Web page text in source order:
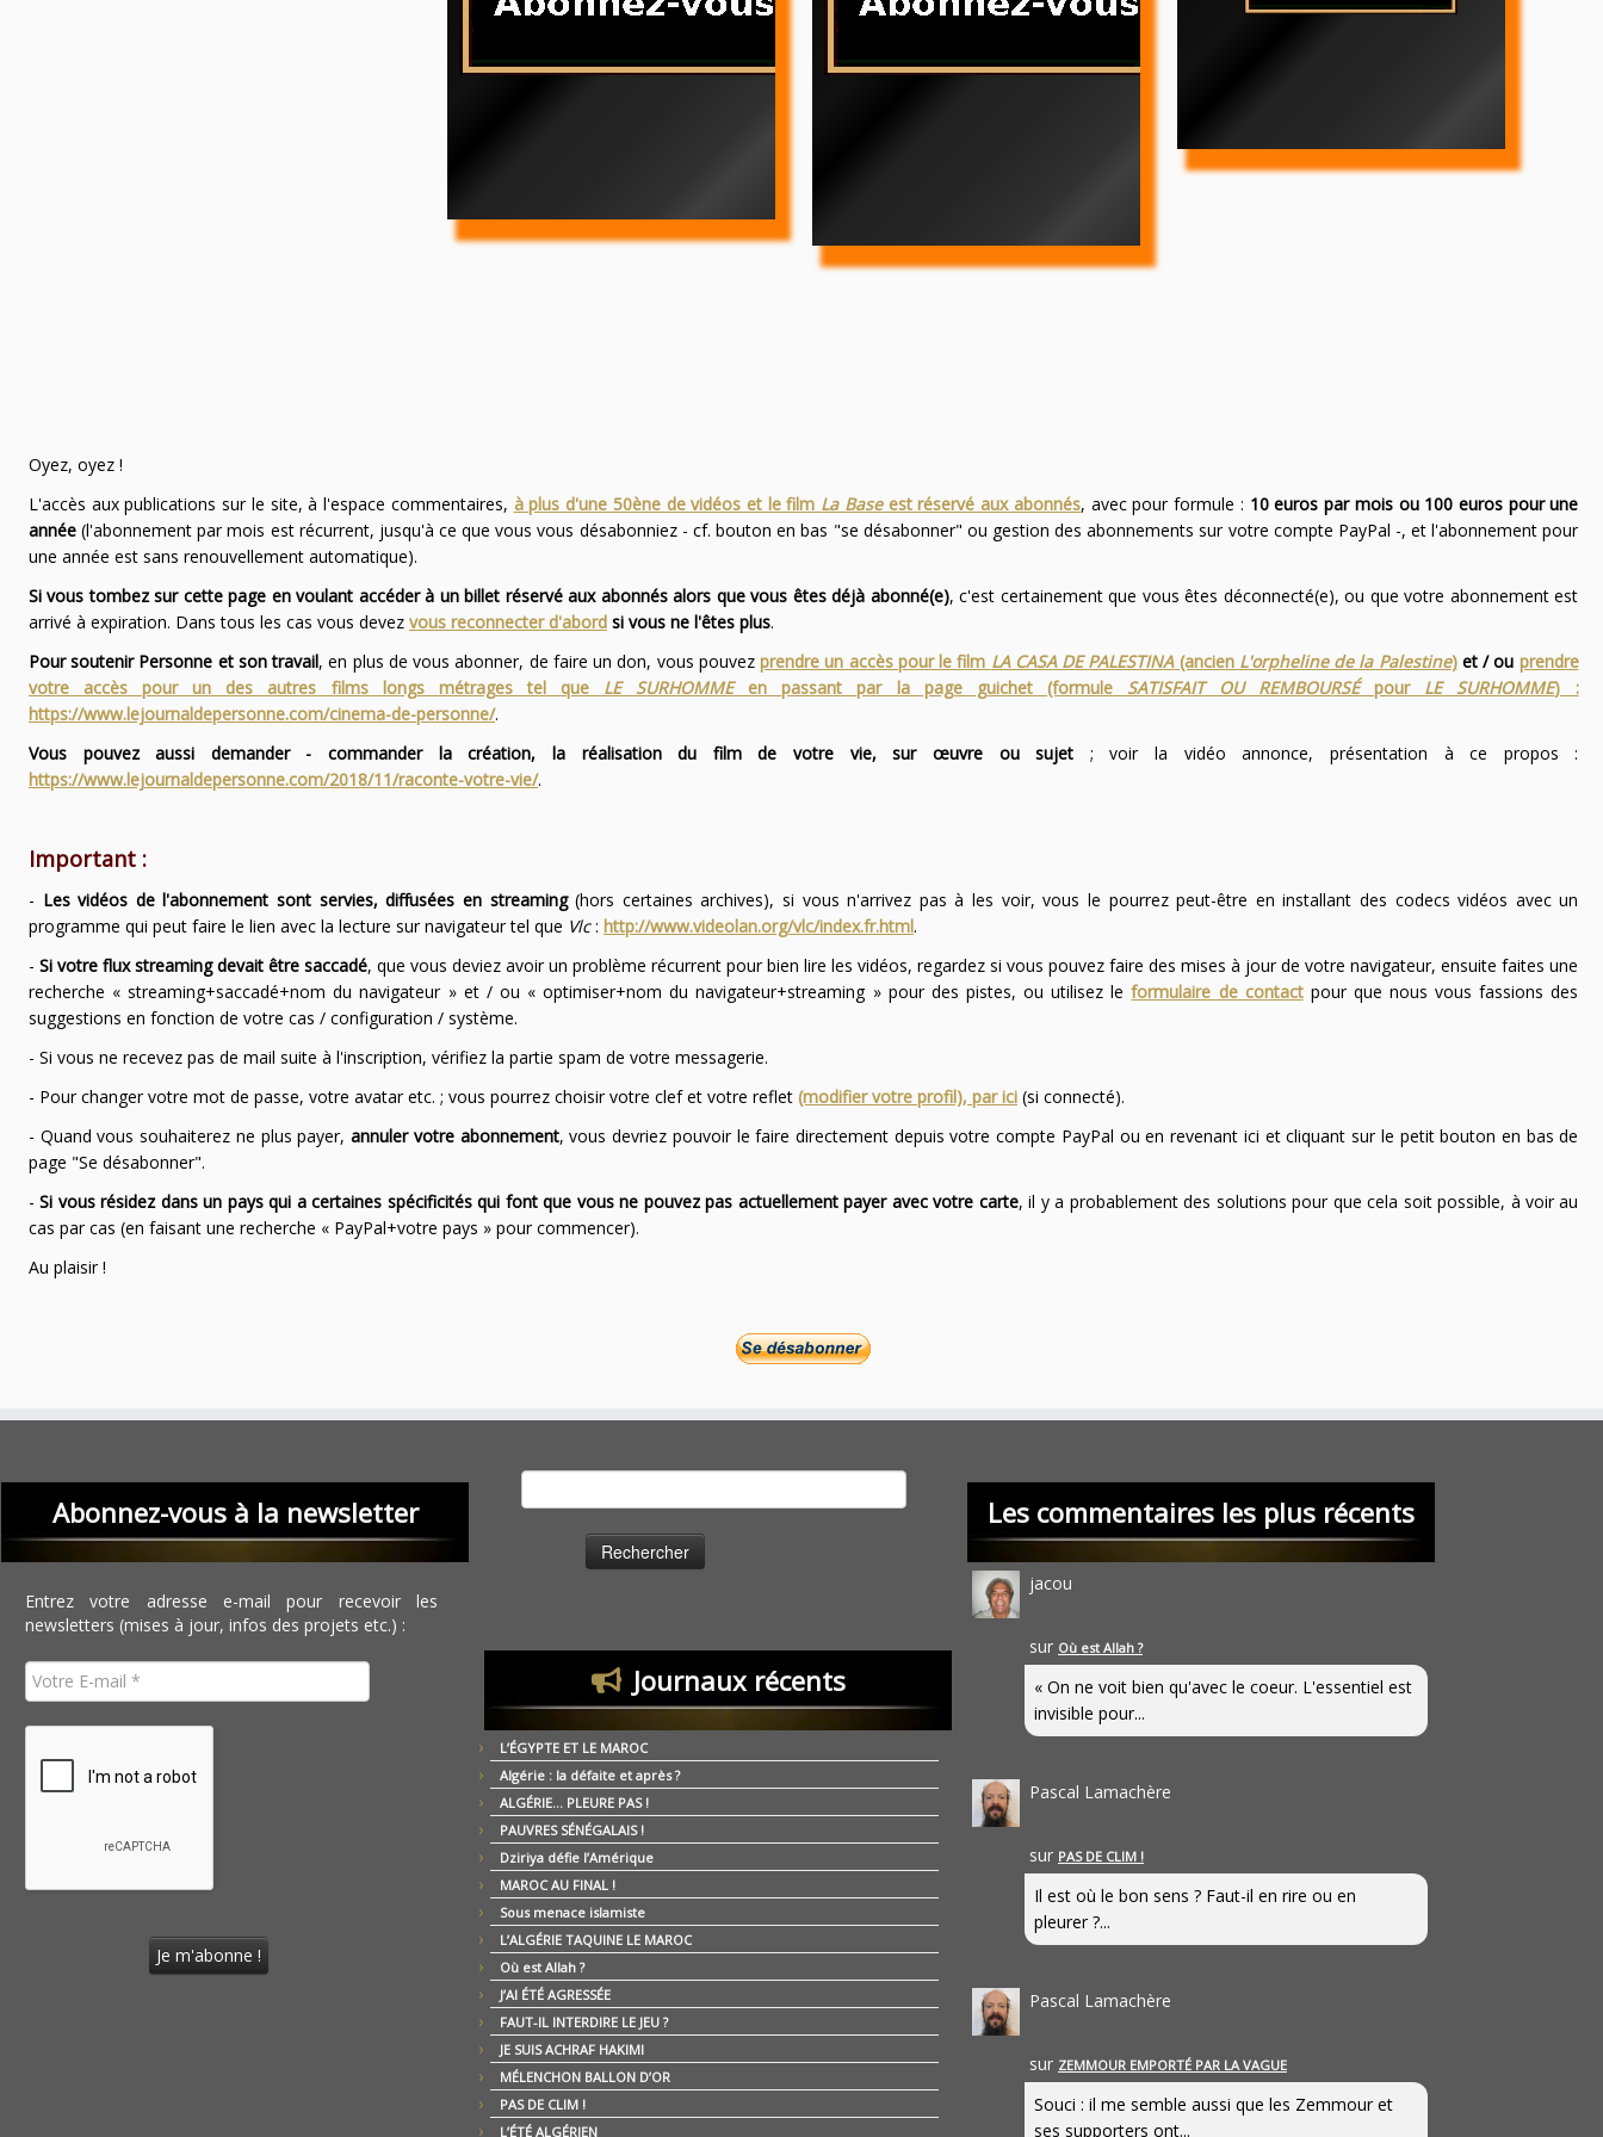
Oyez, oyez !
L'accès aux publications sur le site, à l'espace commentaires, à plus d'une 50ène de vidéos et le film La Baseest réservé aux abonnés, avec pour formule : 10 euros par mois ou 100 euros pour une
année(l'abonnement par mois est récurrent, jusqu'à ce que vous vous désabonniez - cf. bouton en bas "se désabonner" ou gestion des abonnements sur votre compte PayPal -, et l'abonnement pour
une année est sans renouvellement automatique).
Si vous tombez sur cette page en voulant accéder à un billet réservé aux abonnés alors que vous êtes déjà abonné(e), c'est certainement que vous êtes déconnecté(e), ou que votre abonnement est
arrivé à expiration. Dans tous les cas vous devez vous reconnecter d'abordsi vous ne l'êtes plus.
Pour soutenir Personne et son travail, en plus de vous abonner, de faire un don, vous pouvezprendre un accès pour le film LA CASA DE PALESTINA(ancien L'orpheline de la Palestine)et / ou prendre
votre accès pour un des autres films longs métrages tel que LE SURHOMMEen passant par la page guichet (formule SATISFAIT OU REMBOURSÉpour LE SURHOMME) :
https://www.lejournaldepersonne.com/cinema-de-personne/.
Vous pouvez aussi demander - commander la création, la réalisation du film de votre vie, sur œuvre ou sujet ; voir la vidéo annonce, présentation à ce propos :
https://www.lejournaldepersonne.com/2018/11/raconte-votre-vie/.
Important :
- Les vidéos de l'abonnement sont servies, diffusées en streaming(hors certaines archives), si vous n'arrivez pas à les voir, vous le pourrez peut-être en installant des codecs vidéos avec un
programme qui peut faire le lien avec la lecture sur navigateur tel que Vlc: http://www.videolan.org/vlc/index.fr.html.
- Si votre flux streaming devait être saccadé, que vous deviez avoir un problème récurrent pour bien lire les vidéos, regardez si vous pouvez faire des mises à jour de votre navigateur, ensuite faites une
recherche « streaming+saccadé+nom du navigateur » et / ou « optimiser+nom du navigateur+streaming » pour des pistes, ou utilisez leformulaire de contactpour que nous vous fassions des
suggestions en fonction de votre cas / configuration / système.
- Si vous ne recevez pas de mail suite à l'inscription, vérifiez la partie spam de votre messagerie.
- Pour changer votre mot de passe, votre avatar etc. ; vous pourrez choisir votre clef et votre reflet (modifier votre profil), par ici(si connecté).
- Quand vous souhaiterez ne plus payer,annuler votre abonnement, vous devriez pouvoir le faire directement depuis votre compte PayPal ou en revenant ici et cliquant sur le petit bouton en bas de
page "Se désabonner".
-Si vous résidez dans un pays qui a certaines spécificités qui font que vous ne pouvez pas actuellement payer avec votre carte, il y a probablement des solutions pour que cela soit possible, à voir au
cas par cas (en faisant une recherche « PayPal+votre pays » pour commencer).
Au plaisir !
Abonnez-vous à la newsletter
Entrez votre adresse e-mail pour recevoir les
newsletters (mises à jour, infos des projets etc.) :
Journaux récents
L’ÉGYPTE ET LE MAROC
Algérie : la défaite et après ?
ALGÉRIE… PLEURE PAS !
PAUVRES SÉNÉGALAIS !
Dziriya défie l’Amérique
MAROC AU FINAL !
Sous menace islamiste
L’ALGÉRIE TAQUINE LE MAROC
Où est Allah ?
J’AI ÉTÉ AGRESSÉE
FAUT-IL INTERDIRE LE JEU ?
JE SUIS ACHRAF HAKIMI
MÉLENCHON BALLON D’OR
PAS DE CLIM !
L’ÉTÉ ALGÉRIEN
Les commentaires les plus récents
jacou
sur Où est Allah ?
« On ne voit bien qu'avec le coeur. L'essentiel est
invisible pour...
Pascal Lamachère
sur PAS DE CLIM !
Il est où le bon sens ? Faut-il en rire ou en
pleurer ?...
Pascal Lamachère
sur ZEMMOUR EMPORTÉ PAR LA VAGUE
Souci : il me semble aussi que les Zemmour et
ses supporters ont...